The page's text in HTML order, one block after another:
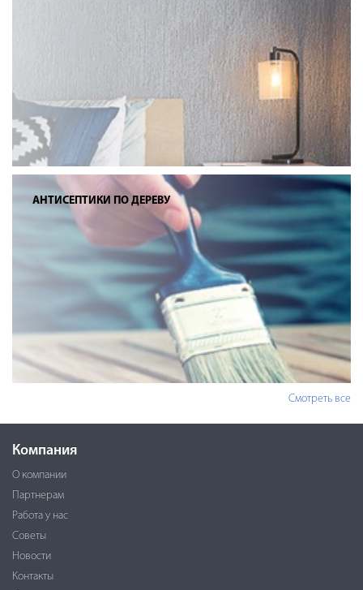
АНТИСЕПТИКИ ПО ДЕРЕВУ
Смотреть все
Компания
О компании
Партнерам
Работа у нас
Советы
Новости
Контакты